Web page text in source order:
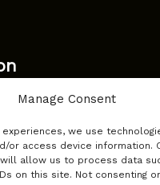
Manage Consent
we use
or access device information.
allow us to process data
on this site. Not consenting